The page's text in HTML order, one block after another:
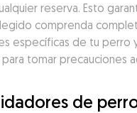
reserva. Esto
comprenda
específicas de tu perro
tomar precauciones
de